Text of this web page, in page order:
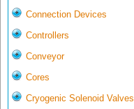
Connection Devices
Controllers
Conveyor
Cores
Cryogenic Solenoid Valves